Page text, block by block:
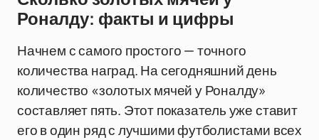
Роналду: факты и цифры
Начнем с самого простого — точного
количества наград. На сегодняшний день
количество «золотых мячей у Роналду»
составляет пять. Этот показатель уже ставит
его в один ряд с лучшими футболистами всех